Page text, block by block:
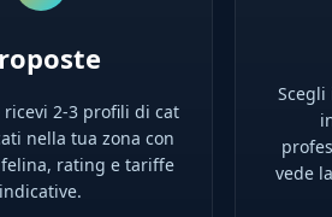
ricevi 2-3 profili di cat
nella tua zona con
rating e tariffe
indicative.
vede